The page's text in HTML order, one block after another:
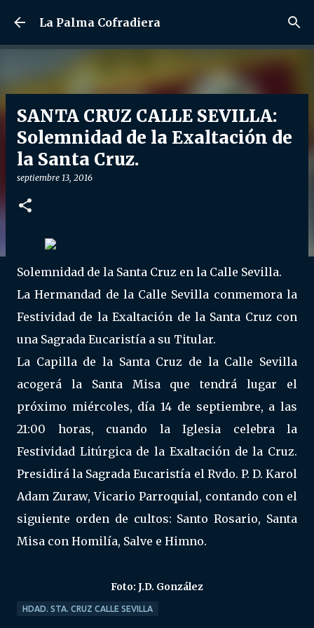
Ir al contenido principal
La Palma Cofradiera
SANTA CRUZ CALLE SEVILLA:
Solemnidad de la Exaltación de
la Santa Cruz.
septiembre 13, 2016
Solemnidad de la Santa Cruz en la Calle Sevilla.
La Hermandad de la Calle Sevilla conmemora la
Festividad de la Exaltación de la Santa Cruz con
una Sagrada Eucaristía a su Titular.
La Capilla de la Santa Cruz de la Calle Sevilla
acogerá la Santa Misa que tendrá lugar el
próximo miércoles, día 14 de septiembre, a las
21:00 horas, cuando la Iglesia celebra la
Festividad Litúrgica de la Exaltación de la Cruz.
Presidirá la Sagrada Eucaristía el Rvdo. P. D. Karol
Adam Zuraw, Vicario Parroquial, contando con el
siguiente orden de cultos: Santo Rosario, Santa
Misa con Homilía, Salve e Himno.
Foto: J.D. González
HDAD. STA. CRUZ CALLE SEVILLA